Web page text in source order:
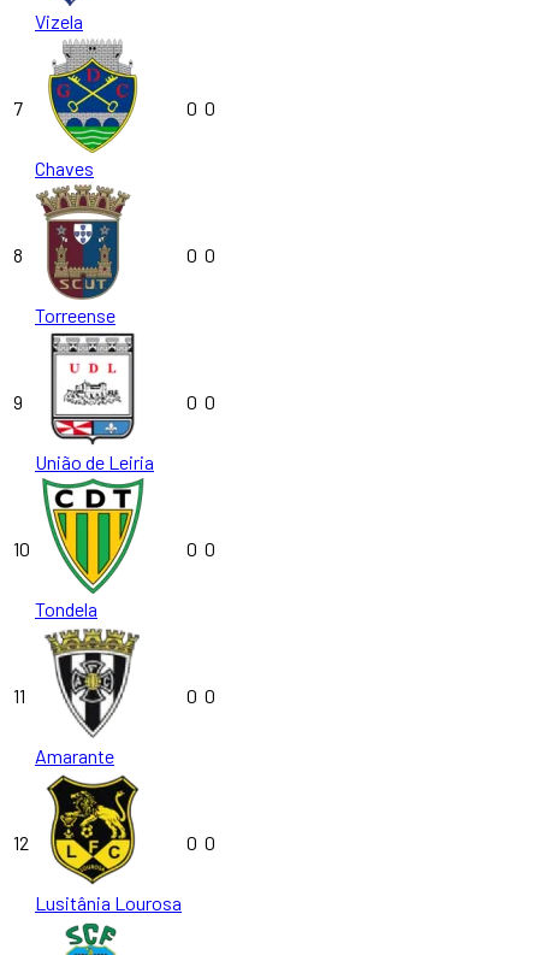
Vizela
7
Chaves
0 0
8
Torreense
0 0
9
União de Leiria
0 0
10
Tondela
0 0
11
Amarante
0 0
12
Lusitânia Lourosa
0 0